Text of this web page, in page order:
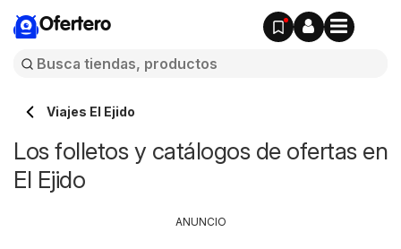
Ofertero
Viajes El Ejido
Los folletos y catálogos de ofertas en
El Ejido
ANUNCIO